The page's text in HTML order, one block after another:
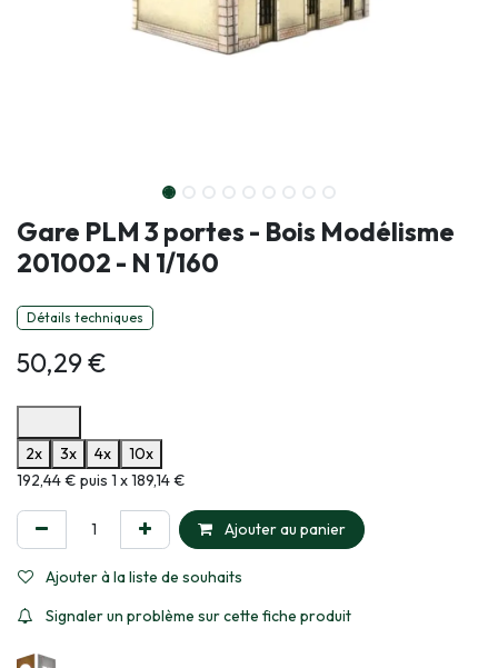
Gare PLM 3 portes - Bois Modélisme
201002 - N 1/160
Détails techniques
50,29€
2x
3x 4x
10x
Informations sur le plan de paiement sélectionné
192,44 € puis 1 x 189,14 €
Ajouter au panier
Ajouter à la liste de souhaits
Signaler un problème sur cette fiche produit